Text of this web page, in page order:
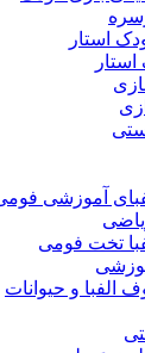
استار
آموزشی
تخت فومی
الفبا و حیوانات